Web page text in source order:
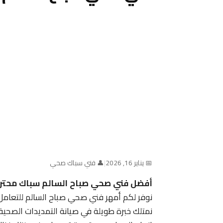
📅 يناير 16, 2026 |👤 فني سباك صحي
أفضل فني صحي صباح السالم سباك
نوفر لكم أمهر فني صحي صباح السالم
نمتلك خبرة طويلة في صيانة التمديدات